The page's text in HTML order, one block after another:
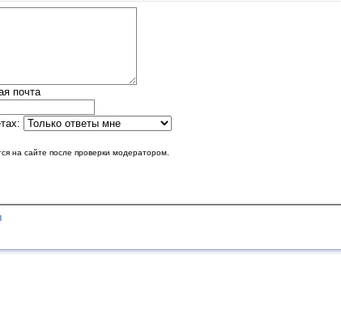
почта
на сайте после проверки модератором.